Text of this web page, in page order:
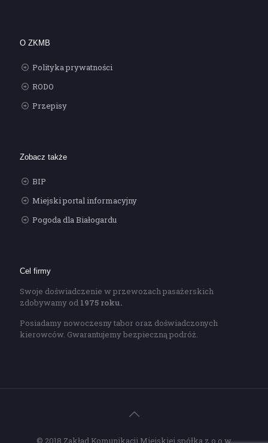
O ZKMB
Polityka prywatności
RODO
Przepisy
Zobacz także
BIP
Miejski portal informacyjny
Pogoda dla Białogardu
Cel firmy
Swoje doświadczenie w przewozach pasażerskich
zdobywamy od 1975 roku.
Posiadamy nowoczesny tabor oraz doświadczonych
kierowców. Gwarantujemy bezpieczną podróż.
© 2018 Zakład Komunikacji Miejskiej spółka z.o.o w